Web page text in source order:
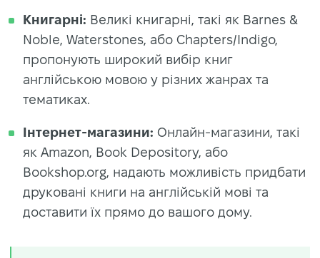
Книгарні: Великі книгарні, такі як Barnes &
Noble, Waterstones, або Chapters/Indigo,
пропонують широкий вибір книг
англійською мовою у різних жанрах та
тематиках.
Інтернет-магазини: Онлайн-магазини, такі
як Amazon, Book Depository, або
Bookshop.org, надають можливість придбати
друковані книги на англійській мові та
доставити їх прямо до вашого дому.